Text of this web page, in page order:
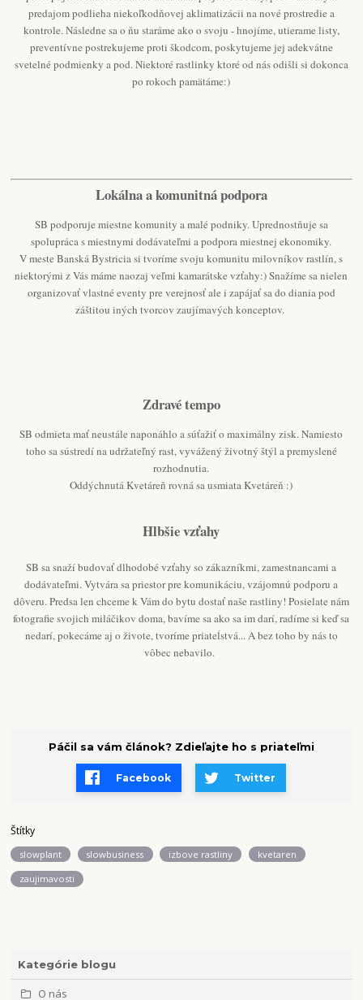
Kategórie blogu
O nás
predajom podlieha niekoľkodňovej aklimatizácii na nové prostredie a
kontrole. Následne sa o ňu staráme ako o svoju - hnojíme, utierame listy,
preventívne postrekujeme proti škodcom, poskytujeme jej adekvátne
svetelné podmienky a pod. Niektoré rastlinky ktoré od nás odišli si dokonca
po rokoch pamätáme:)
Lokálna a komunitná podpora
SB podporuje miestne komunity a malé podniky. Uprednostňuje sa
spolupráca s miestnymi dodávateľmi a podpora miestnej ekonomiky.
V meste Banská Bystricia si tvoríme svoju komunitu milovníkov rastlín, s
niektorými z Vás máme naozaj veľmi kamarátske vzťahy:) Snažíme sa nielen
organizovať vlastné eventy pre verejnosť ale i zapájať sa do diania pod
záštitou iných tvorcov zaujímavých konceptov.
Zdravé tempo
SB odmieta mať neustále naponáhlo a súťažiť o maximálny zisk. Namiesto
toho sa sústredí na udržateľný rast, vyvážený životný štýl a premyslené
rozhodnutia.
Oddýchnutá Kvetáreň rovná sa usmiata Kvetáreň :)
Hlbšie vzťahy
SB sa snaží budovať dlhodobé vzťahy so zákazníkmi, zamestnancami a
dodávateľmi. Vytvára sa priestor pre komunikáciu, vzájomnú podporu a
dôveru. Predsa len chceme k Vám do bytu dostať naše rastliny! Posielate nám
fotografie svojich miláčikov doma, bavíme sa ako sa im darí, radíme si keď sa
nedarí, pokecáme aj o živote, tvoríme priateĺstvá... A bez toho by nás to
vôbec nebavilo.
Páčil sa vám článok? Zdieľajte ho s priateľmi
Facebook Twitter
Štítky
slowplant slowbusiness izbove rastliny kvetaren
zaujimavosti